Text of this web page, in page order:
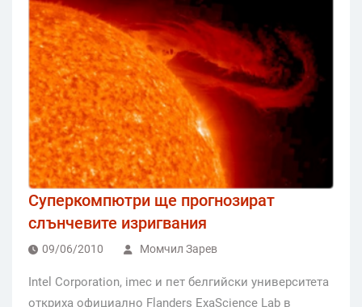
Суперкомпютри ще прогнозират
слънчевите изригвания
09/06/2010 Момчил Зарев
Intel Corporation, imec и пет белгийски университета
откриха официално Flanders ExaScience Lab в